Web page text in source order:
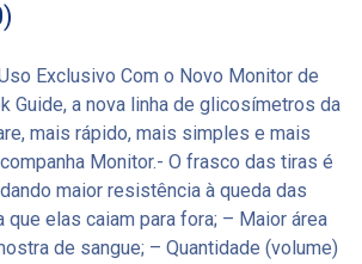
Exclusivo Com o Novo Monitor de
Guide, a nova linha de glicosímetros da
mais rápido, mais simples e mais
Monitor.- O frasco das tiras é
maior resistência à queda das
elas caiam para fora; – Maior área
de sangue; – Quantidade (volume)